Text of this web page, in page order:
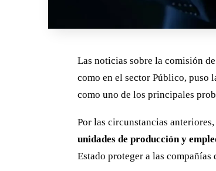
Las noticias sobre la comisión
como en el sector Público, puso
como uno de los principales
Por las circunstancias
unidades de producción y
Estado proteger a las